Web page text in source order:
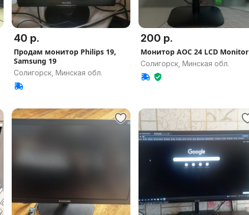
40 р.
Продам монитор Philips 19,
Samsung 19
Солигорск, Минская обл.
200 р.
Монитор AOC 24 LCD Monitor
Солигорск, Минская обл.